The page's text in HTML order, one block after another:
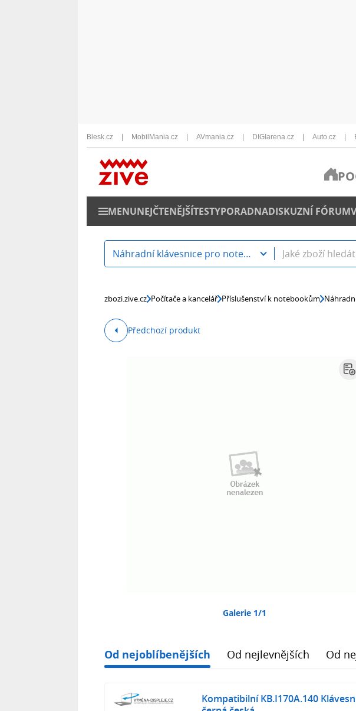
Blesk.cz MobilMania.cz AVmania.cz DIGIarena.cz Auto.cz
MENUNEJČTENĚJŠÍTESTYPORADNADISKUZNÍ FÓRUM
Náhradní klávesnice pro notebooky
zbozi.zive.cz Počítače a kancelář Příslušenství k notebookům
Předchozí produkt
Galerie 1/1
Od nejoblíbenějších Od nejlevnějších Od
Kompatibilní KB.I170A.140